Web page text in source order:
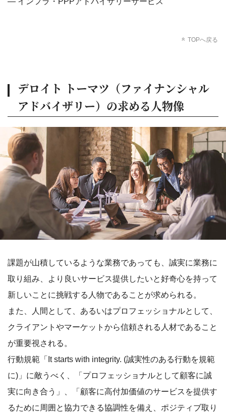
TOPへ戻る
デロイト トーマツ（ファイナンシャル
アドバイザリー）の求める人物像
課題が山積しているような業務であっても、誠実に業務に
取り組み、より良いサービス提供したいと好奇心を持って
新しいことに挑戦する人物であることが求められる。
また、人間として、あるいはプロフェッショナルとして、
クライアントやマーケットから信頼される人材であること
が重要視される。
行動規範「It starts with integrity. (誠実性のある行動を規範
に)」に敵うべく、「プロフェッショナルとして顧客に誠
実に向き合う」、「顧客に高付加価値のサービスを提供す
るために周囲と協力できる協調性を備え、ポジティブ取り